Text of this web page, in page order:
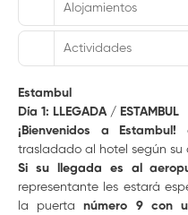
Alojamientos
Actividades
Estambul
Día 1: LLEGADA / ESTAMBUL
¡Bienvenidos a Estambul!
trasladado al hotel según
Si su llegada es al
representante les estará
la puertanúmero 9 con